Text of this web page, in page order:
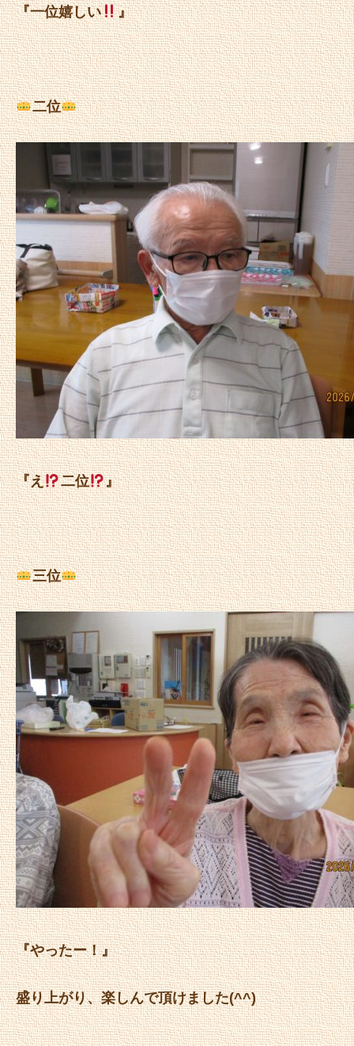
『一位嬉しい 』
二位
『え 二位 』
三位
『やったー！』
盛り上がり、楽しんで頂けました(^^)